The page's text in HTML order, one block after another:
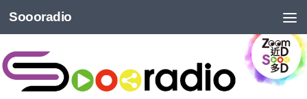
Soooradio